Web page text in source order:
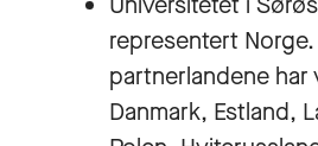
representert
partnerlandene
Danmark, Estland,